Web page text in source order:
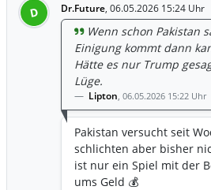
erneut mit
US-Präsident Donald
Iran erneut mit Angriffen
das Regime sich nicht
einlassen. https://www.n-
45-Vier-Tote-bei-
Luftangriff-im-Libanon-
D Dr.Future, 06.05.2026 15:24 Uhr
Wenn schon Pakistan
Einigung kommt dann
Hätte es nur Trump
Lüge.
Lipton, 06.05.2026 15:22 Uhr
Pakistan versucht seit
schlichten aber bisher
ist nur ein Spiel mit der
ums Geld 💰